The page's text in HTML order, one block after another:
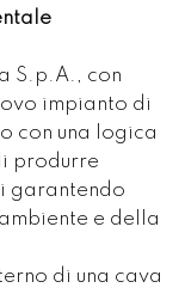
S.p.A., con
impianto di
con una logica
produrre
garantendo
e della
di una cava